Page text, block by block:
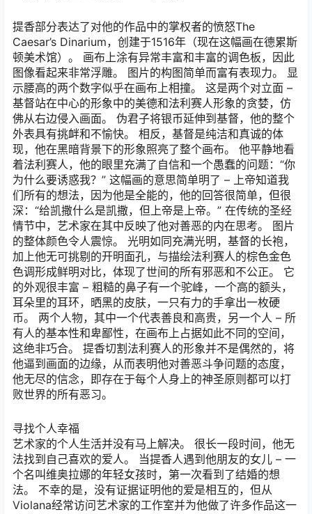
提香部分表达了对他的作品中的掌权者的愤怒The
Caesar’s Dinarium，创建于1516年（现在这幅画在德累斯
顿美术馆）。 画布上涂有异常丰富和丰富的调色板，因此
图像看起来非常浮雕。 图片的构图简单而富有表现力。 显
示腰高的两个数字似乎在画布上相撞。 这是两个对立面 –
基督站在中心的形象中的美德和法利赛人形象的贪婪，仿
佛从右边侵入画面。 伪君子将银币延伸到基督，他的整个
外表具有挑衅和不愉快。 相反，基督是纯洁和真诚的体
现，他在黑暗背景下的形象照亮了整个画布。 他平静地看
着法利赛人，他的眼里充满了自信和一个愚蠢的问题：“你
为什么要诱惑我？” 这幅画的意思简单明了 – 上帝知道我
们所有的想法，因为他是全能的，他的回答很简单，但很
深：“给凯撒什么是凯撒，但上帝是上帝。” 在传统的圣经
情节中，艺术家在其中反映了他对善恶的内在思考。 图片
的整体颜色令人震惊。 光明如同充满光明，基督的长袍，
加上他无可挑剔的开明面孔，与描绘法利赛人的棕色金色
色调形成鲜明对比，体现了世间的所有邪恶和不公正。 它
的外观很丰富 – 粗糙的鼻子有一个驼峰，一个高的额头，
耳朵里的耳环，晒黑的皮肤，一只有力的手拿出一枚硬
币。 两个人物，其中一个代表善良和高贵，另一个人 – 所
有人的基本性和卑鄙性，在画布上占据如此不同的空间，
这绝非巧合。 提香切割法利赛人的形象并不是偶然的，将
他逼到画面的边缘，从而表明他对善恶斗争问题的态度，
他无尽的信念，即存在于每个人身上的神圣原则都可以打
败世界的所有恶习。
寻找个人幸福
艺术家的个人生活并没有马上解决。 很长一段时间，他无
法找到自己喜欢的爱人。 当提香人遇到他朋友的女儿 – 一
个名叫维奥拉娜的年轻女孩时，第一次看到了结婚的想
法。 不幸的是，没有证据证明他的爱是相互的，但从
Violana经常访问艺术家的工作室并为他做了许多作品这一